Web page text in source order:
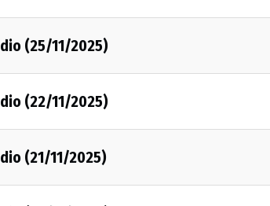
(25/11/2025)
(22/11/2025)
(21/11/2025)